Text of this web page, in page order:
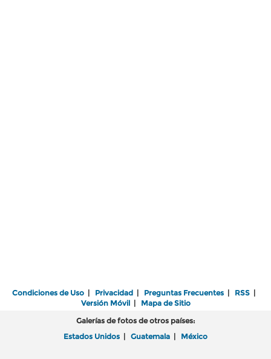
Condiciones de Uso | Privacidad | Preguntas Frecuentes | RSS |
Versión Móvil| Mapa de Sitio
Galerías de fotos de otros países:
Estados Unidos | Guatemala | México